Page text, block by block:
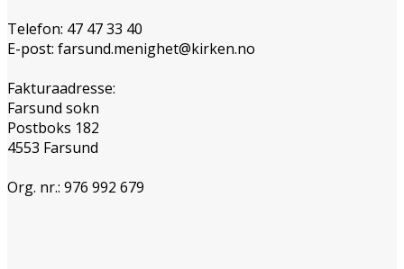
Telefon: 47 47 33 40
E-post: farsund.menighet@kirken.no
Fakturaadresse:
Farsund sokn
Postboks 182
4553 Farsund
Org. nr.: 976 992 679